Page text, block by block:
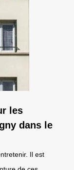
les
dans le
Il est